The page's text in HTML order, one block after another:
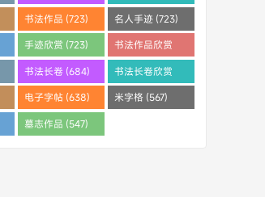
书法作品 (723) 名人手迹 (723)
手迹欣赏 (723)
书法作品欣赏
(710)
书法长卷 (684)
书法长卷欣赏
(682)
电子字帖 (638) 米字格 (567)
墓志作品 (547)